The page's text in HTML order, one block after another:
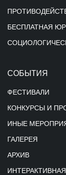
БЕСПЛАТНАЯ
СОБЫТИЯ
ФЕСТИВАЛИ
КОНКУРСЫ И
ИНЫЕ
ГАЛЕРЕЯ
АРХИВ